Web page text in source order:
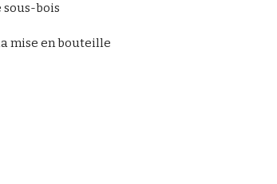
sous-bois
mise en bouteille